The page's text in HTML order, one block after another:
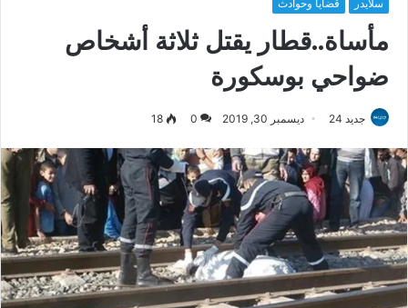
سلايدر قضايا وحوادث
مأساة..قطار يقتل ثلاثة أشخاص
ضواحي بوسكورة
جديد 24 ديسمبر 30, 2019 0
18